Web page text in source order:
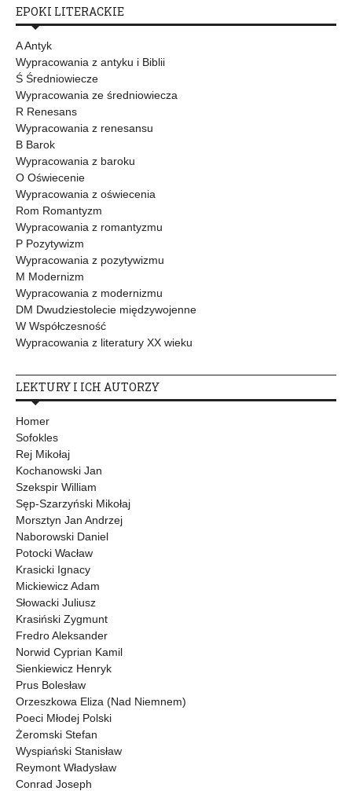
EPOKI LITERACKIE
A Antyk
Wypracowania z antyku i Biblii
Ś Średniowiecze
Wypracowania ze średniowiecza
R Renesans
Wypracowania z renesansu
B Barok
Wypracowania z baroku
O Oświecenie
Wypracowania z oświecenia
Rom Romantyzm
Wypracowania z romantyzmu
P Pozytywizm
Wypracowania z pozytywizmu
M Modernizm
Wypracowania z modernizmu
DM Dwudziestolecie międzywojenne
W Współczesność
Wypracowania z literatury XX wieku
LEKTURY I ICH AUTORZY
Homer
Sofokles
Rej Mikołaj
Kochanowski Jan
Szekspir William
Sęp-Szarzyński Mikołaj
Morsztyn Jan Andrzej
Naborowski Daniel
Potocki Wacław
Krasicki Ignacy
Mickiewicz Adam
Słowacki Juliusz
Krasiński Zygmunt
Fredro Aleksander
Norwid Cyprian Kamil
Sienkiewicz Henryk
Prus Bolesław
Orzeszkowa Eliza (Nad Niemnem)
Poeci Młodej Polski
Żeromski Stefan
Wyspiański Stanisław
Reymont Władysław
Conrad Joseph